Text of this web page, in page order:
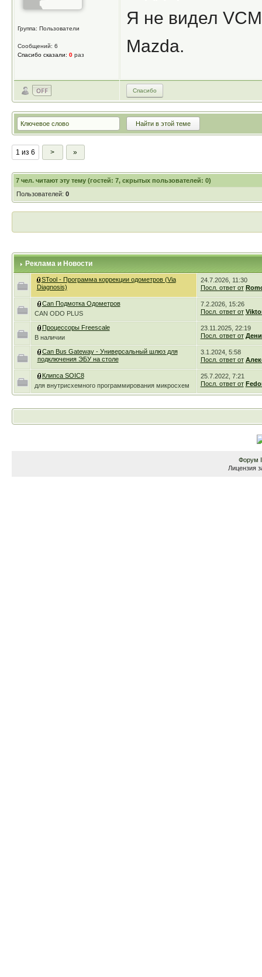
Группа: Пользователи
Сообщений: 6
Спасибо сказали: 0раз
Я не видел
Mazda.
Спасибо
1 из 6 > »
7чел. читают эту тему (гостей: 7, скрытых пользователей: 0)
Пользователей: 0
Реклама и Новости
STool - Программа коррекции одометров (Via
Diagnosis)
24.7.2026, 11:30
Посл. ответ от
Can Подмотка Одометров
CAN ODO PLUS
7.2.2026, 15:26
Посл. ответ от
Процессоры Freescale
В наличии
23.11.2025, 22:19
Посл. ответ от
Can Bus Gateway - Универсальный шлюз для
подключения ЭБУ на столе
3.1.2024, 5:58
Посл. ответ от
Клипса SOIC8
для внутрисхемного программирования микросхем
25.7.2022, 7:21
Посл. ответ от
Форум
Лицензия